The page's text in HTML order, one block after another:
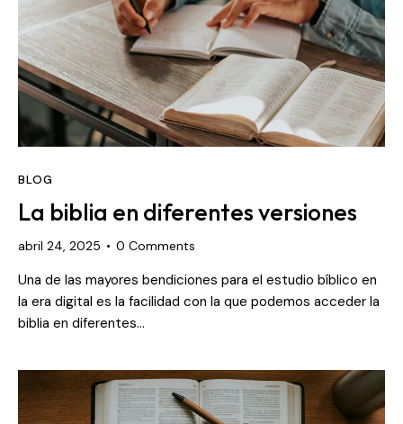
BLOG
La biblia en diferentes versiones
abril 24, 2025 0 Comments
Una de las mayores bendiciones para el estudio bíblico en
la era digital es la facilidad con la que podemos acceder la
biblia en diferentes…